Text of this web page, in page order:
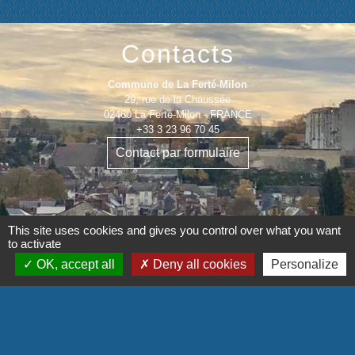
Contacts
Commune de La Ferté-Milon
29, rue de la Chaussée
02460 La Ferté-Milon - FRANCE
+33 3 23 96 70 45
Contact par formulaire
Mentions légales - Politique de confidentialité -
Accessibilité - Plan du site - Gestion des cookies
This site uses cookies and gives you control over what you want
to activate
OK, accept all
Deny all cookies Personalize